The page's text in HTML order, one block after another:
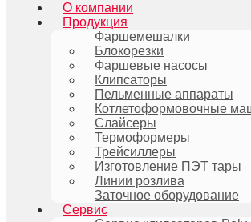
О компании
Продукция
Фаршемешалки
Блокорезки
Фаршевые насосы
Клипсаторы
Пельменные аппараты
Котлетоформовочные
Слайсеры
Термоформеры
Трейсиллеры
Изготовление ПЭТ тары
Линии розлива
Заточное оборудование
Сервис